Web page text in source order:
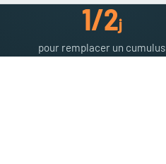
1/2j
pour remplacer un cumulus